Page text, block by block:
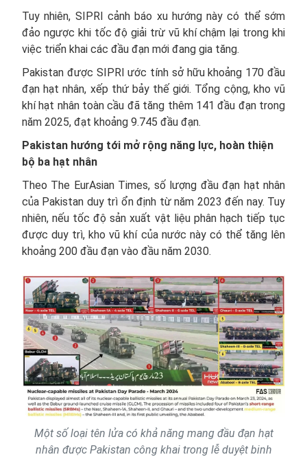
Tuy nhiên, SIPRI cảnh báo xu hướng này có thể sớm
đảo ngược khi tốc độ giải trừ vũ khí chậm lại trong khi
việc triển khai các đầu đạn mới đang gia tăng.
Pakistan được SIPRI ước tính sở hữu khoảng 170 đầu
đạn hạt nhân, xếp thứ bảy thế giới. Tổng cộng, kho vũ
khí hạt nhân toàn cầu đã tăng thêm 141 đầu đạn trong
năm 2025, đạt khoảng 9.745 đầu đạn.
Pakistan hướng tới mở rộng năng lực, hoàn thiện
bộ ba hạt nhân
Theo The EurAsian Times, số lượng đầu đạn hạt nhân
của Pakistan duy trì ổn định từ năm 2023 đến nay. Tuy
nhiên, nếu tốc độ sản xuất vật liệu phân hạch tiếp tục
được duy trì, kho vũ khí của nước này có thể tăng lên
khoảng 200 đầu đạn vào đầu năm 2030.
Một số loại tên lửa có khả năng mang đầu đạn hạt
nhân được Pakistan công khai trong lễ duyệt binh